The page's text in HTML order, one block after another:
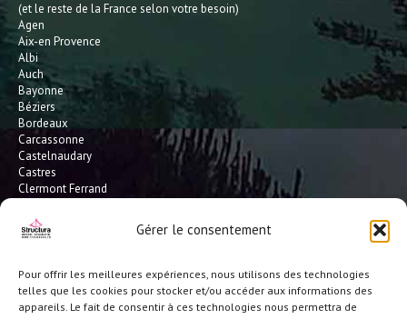
Gérer le consentement
Pour offrir les meilleures expériences, nous utilisons des technologies
telles que les cookies pour stocker et/ou accéder aux informations des
appareils. Le fait de consentir à ces technologies nous permettra de
(et le reste de la France selon votre besoin)
Agen
Aix-en Provence
Albi
Auch
Bayonne
Béziers
Bordeaux
Carcassonne
Castelnaudary
Castres
Clermont Ferrand
Gaillac
Hossegor
Limoges
L'Isle Jourdain
Montauban